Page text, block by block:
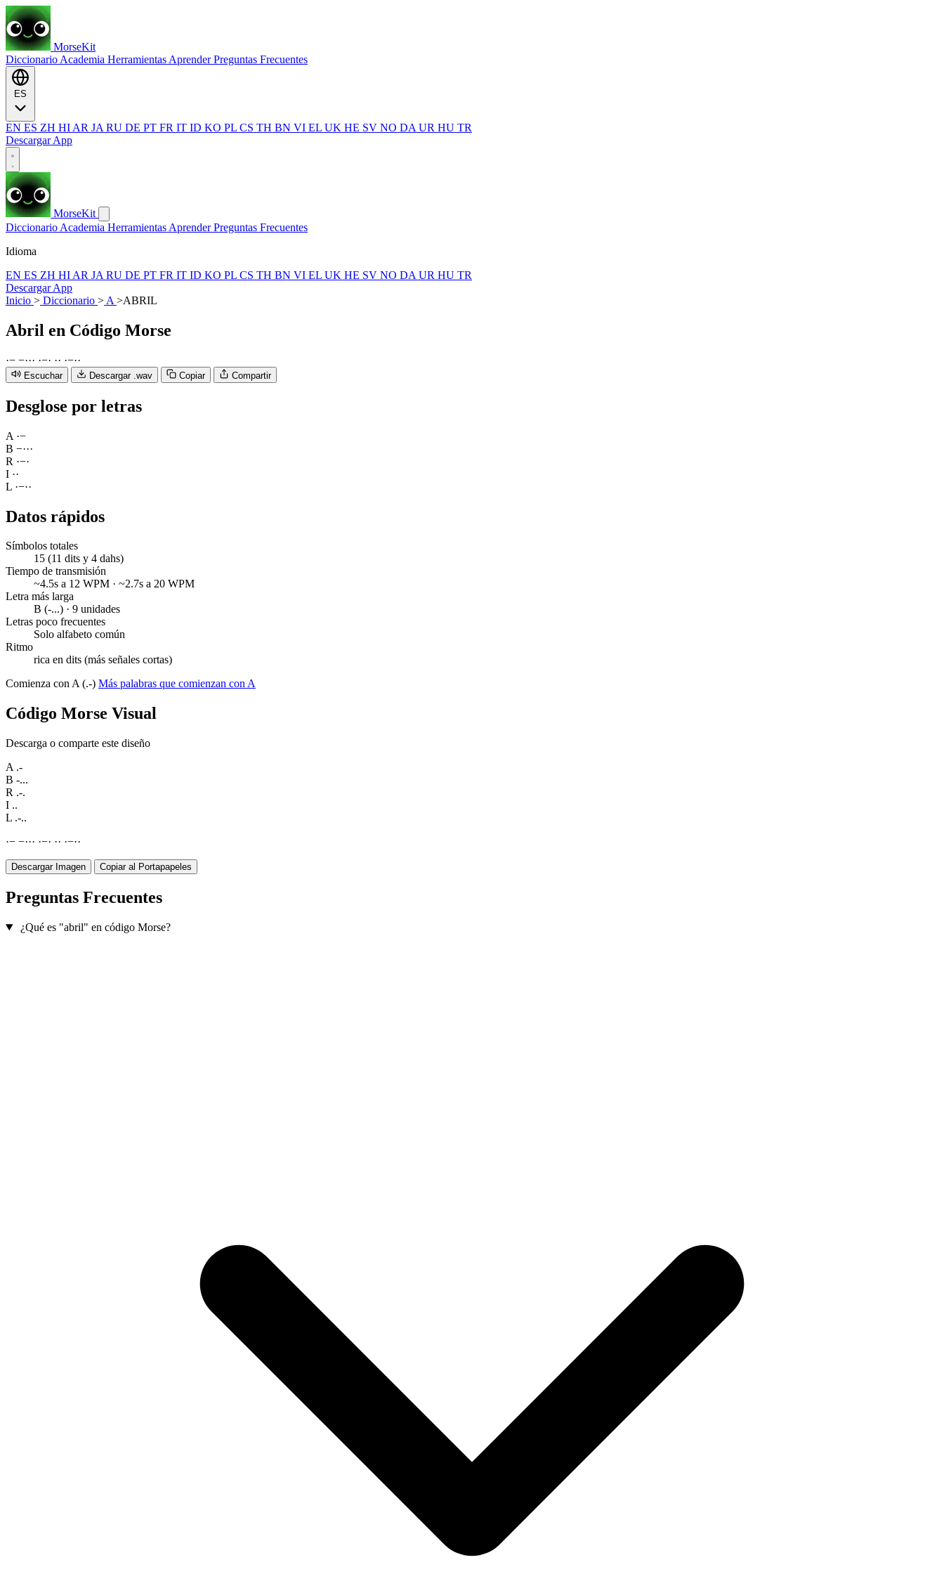
MorseKit
Diccionario Academia Herramientas AprenderPreguntas Frecuentes
EN ES ZH HI AR JA RU DE PT FR IT ID KO PL CS TH BN VI EL UK HE SV NO DA UR HU TR
Descargar App
MorseKit
Diccionario Academia Herramientas AprenderPreguntas Frecuentes
Idioma
EN ES ZH HI AR JA RU DE PT FR IT ID KO PL CS TH BN VI EL UK HE SV NO DA UR HU TR
Descargar App
Inicio > Diccionario > A >ABRIL
Abril en Código Morse
·− −··· ·−· ·· ·−··
Escuchar Descargar .wav Copiar Compartir
Desglose por letras
A ·−
B −···
R ·−·
I ··
L ·−··
Datos rápidos
Símbolos totales
15 (11 dits y 4 dahs)
Tiempo de transmisión
~4.5s a 12 WPM · ~2.7s a 20 WPM
Letra más larga
B (-...) · 9 unidades
Letras poco frecuentes
Solo alfabeto común
Ritmo
rica en dits (más señales cortas)
Comienza con A (.-) Más palabras que comienzan con A
Código Morse Visual
Descarga o comparte este diseño
A .-
B -...
R .-.
I ..
L .-..
·− −··· ·−· ·· ·−··
Descargar Imagen Copiar al Portapapeles
Preguntas Frecuentes
¿Qué es "abril" en código Morse?